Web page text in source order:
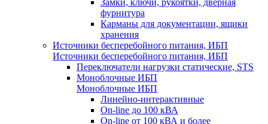
Замки, ключи, рукоятки, дверная
фурнитура
Карманы для документации, ящики
хранения
Источники бесперебойного питания, ИБП
Источники бесперебойного питания, ИБП
Переключатели нагрузки статические, STS
Моноблочные ИБП
Моноблочные ИБП
Линейно-интерактивные
On-line до 100 кВА
On-line от 100 кВА и более